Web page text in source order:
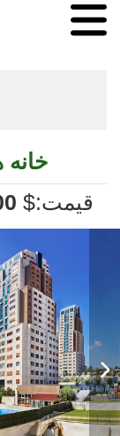
:قیمت $